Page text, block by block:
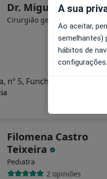
Dr. Miguel Reis
Cirurgião geral
nº 5, Funchal
Filomena Castro
Teixeira
Pediatra
2 opiniões
A sua
Ao aceitar,
semelhantes)
hábitos de